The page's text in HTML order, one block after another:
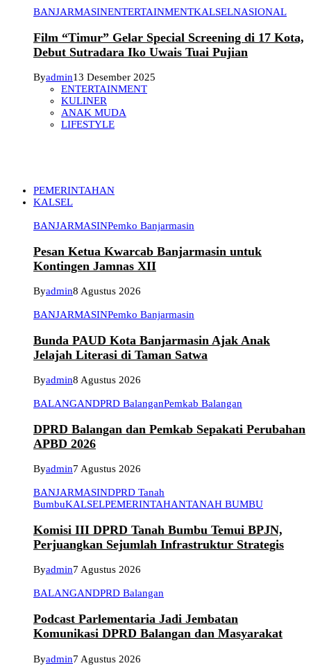
BANJARMASINENTERTAINMENTKALSELNASIONAL
Film “Timur” Gelar Special Screening di 17 Kota,
Debut Sutradara Iko Uwais Tuai Pujian
Byadmin13 Desember 2025
ENTERTAINMENT
KULINER
ANAK MUDA
LIFESTYLE
PEMERINTAHAN
KALSEL
BANJARMASINPemko Banjarmasin
Pesan Ketua Kwarcab Banjarmasin untuk
Kontingen Jamnas XII
Byadmin8 Agustus 2026
BANJARMASINPemko Banjarmasin
Bunda PAUD Kota Banjarmasin Ajak Anak
Jelajah Literasi di Taman Satwa
Byadmin8 Agustus 2026
BALANGANDPRD BalanganPemkab Balangan
DPRD Balangan dan Pemkab Sepakati Perubahan
APBD 2026
Byadmin7 Agustus 2026
BANJARMASINDPRD Tanah
BumbuKALSELPEMERINTAHANTANAH BUMBU
Komisi III DPRD Tanah Bumbu Temui BPJN,
Perjuangkan Sejumlah Infrastruktur Strategis
Byadmin7 Agustus 2026
BALANGANDPRD Balangan
Podcast Parlementaria Jadi Jembatan
Komunikasi DPRD Balangan dan Masyarakat
Byadmin7 Agustus 2026